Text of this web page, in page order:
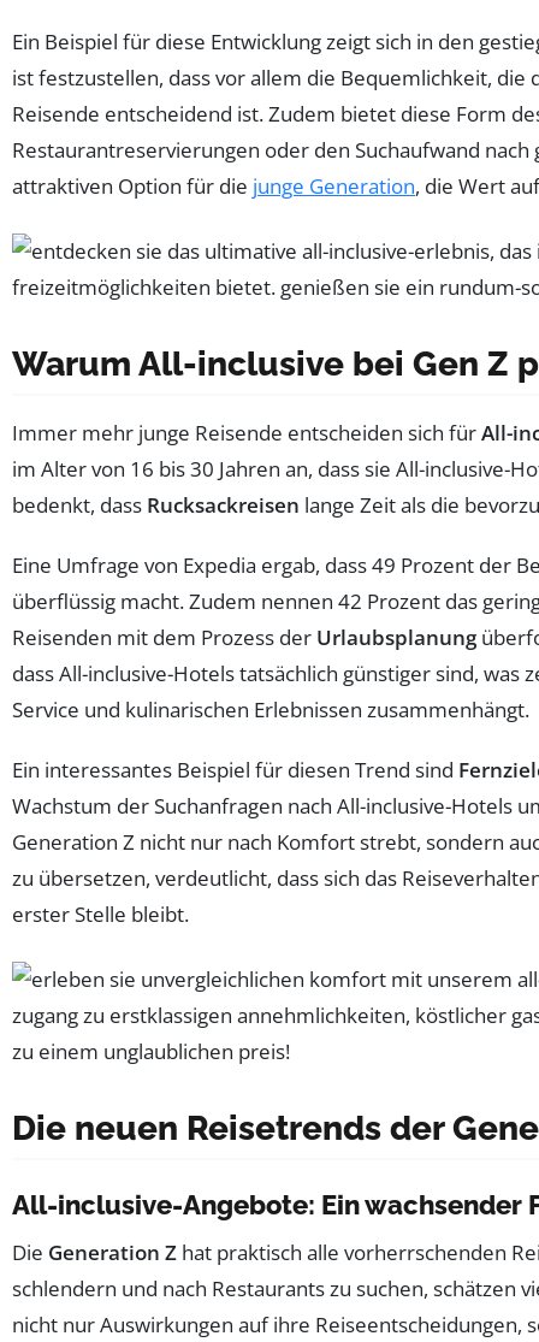
Ein Beispiel für diese Entwicklung zeigt sich in den
ist festzustellen, dass vor allem die Bequemlichkeit,
Reisende entscheidend ist. Zudem bietet diese Form
Restaurantreservierungen oder den Suchaufwand
attraktiven Option für die junge Generation, die Wert
Warum All-inclusive bei Gen Z
Immer mehr junge Reisende entscheiden sich fürAll-
im Alter von 16 bis 30 Jahren an, dass sie All-inclusive-
bedenkt, dass Rucksackreisen lange Zeit als die
Eine Umfrage von Expedia ergab, dass 49 Prozent der
überflüssig macht. Zudem nennen 42 Prozent das
Reisenden mit dem Prozess der Urlaubsplanung
dass All-inclusive-Hotels tatsächlich günstiger sind, was
Service und kulinarischen Erlebnissen zusammenhängt.
Ein interessantes Beispiel für diesen Trend sind
Wachstum der Suchanfragen nach All-inclusive-Hotels
Generation Z nicht nur nach Komfort strebt, sondern
zu übersetzen, verdeutlicht, dass sich das
erster Stelle bleibt.
Die neuen Reisetrends der
All-inclusive-Angebote: Ein wachsender
Die Generation Z hat praktisch alle vorherrschenden
schlendern und nach Restaurants zu suchen, schätzen
nicht nur Auswirkungen auf ihre Reiseentscheidungen,